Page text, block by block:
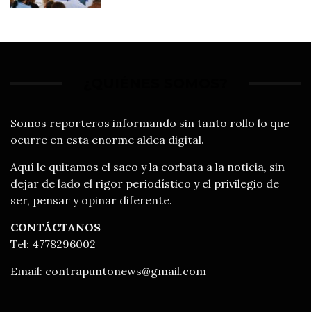
Somos reporteros informando sin tanto rollo lo que
ocurre en esta enorme aldea digital.
Aquí le quitamos el saco y la corbata a la noticia, sin
dejar de lado el rigor periodístico y el privilegio de
ser, pensar y opinar diferente.
CONTÁCTANOS
Tel: 4778296002
Email: contrapuntonews@gmail.com